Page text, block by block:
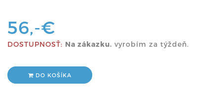
56,-€
DOSTUPNOSŤ: Na zákazku. vyrobím za týždeň.
DO KOŠÍKA